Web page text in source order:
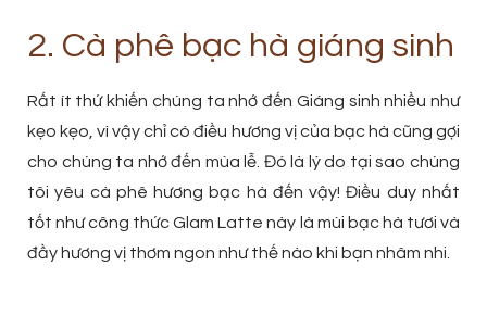
2. Cà phê bạc hà giáng sinh
Rất ít thứ khiến chúng ta nhớ đến Giáng sinh nhiều như
kẹo kẹo, vì vậy chỉ có điều hương vị của bạc hà cũng gợi
cho chúng ta nhớ đến mùa lễ. Đó là lý do tại sao chúng
tôi yêu cà phê hương bạc hà đến vậy! Điều duy nhất
tốt như công thức Glam Latte này là mùi bạc hà tươi và
đầy hương vị thơm ngon như thế nào khi bạn nhâm nhi.